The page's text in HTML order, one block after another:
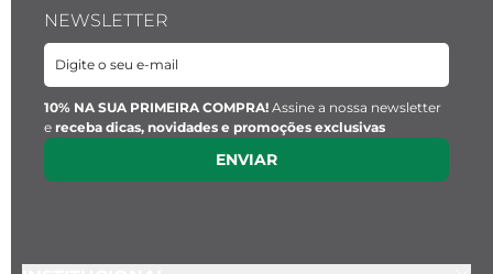
NEWSLETTER
10% NA SUA PRIMEIRA COMPRA! Assine a nossa newsletter
e receba dicas, novidades e promoções exclusivas
ENVIAR